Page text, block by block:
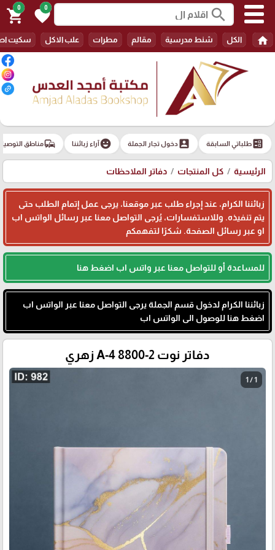
search
0
favorite
0
shopping_cart
home الكل شنط مدرسية مقالم مطرات علب الاكل سكيت
ballotطلباتي السابقة account_boxدخول تجار الجملة emoji_emotionsآراء زبائننا commuteمناطق
الرئيسية كل المنتجات دفاتر الملاحظات
زبائننا الكرام، عند إجراء طلب عبر موقعنا، يرجى عمل إتمام الطلب حتى
يتم تنفيذه. وللاستفسارات، يُرجى التواصل معنا عبر رسائل الواتس اب
او عبر رسائل الصفحة. شكرًا لتفهمكم
للمساعدة أو للتواصل معنا عبر واتس اب اضغط هنا
زبائننا الكرام لدخول قسم الجملة يرجى التواصل معنا عبر الواتس اب
اضغط هنا للوصول الى الواتس اب
دفاتر نوت A-4 8800-2 زهري
1 / 1